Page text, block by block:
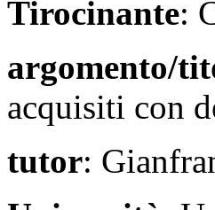
Tirocinante:
argomento/
acquisiti con
tutor: